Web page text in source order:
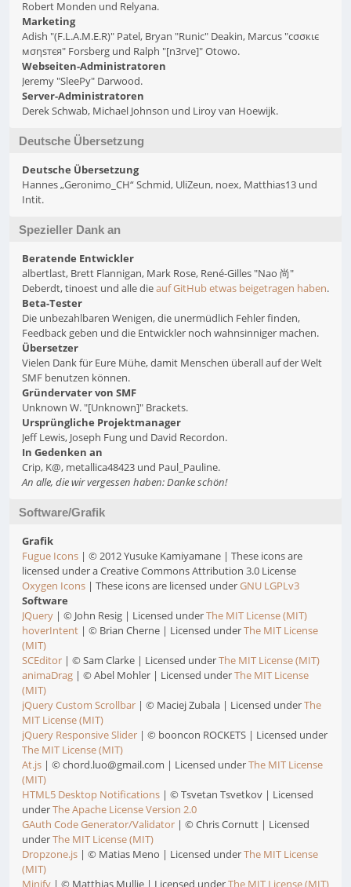
Robert Monden und Relyana.
Marketing
Adish "(F.L.A.M.E.R)" Patel, Bryan "Runic" Deakin, Marcus "cσσкιє
мσηѕтєя" Forsberg und Ralph "[n3rve]" Otowo.
Webseiten-Administratoren
Jeremy "SleePy" Darwood.
Server-Administratoren
Derek Schwab, Michael Johnson und Liroy van Hoewijk.
Deutsche Übersetzung
Deutsche Übersetzung
Hannes „Geronimo_CH“ Schmid, UliZeun, noex, Matthias13 und
Intit.
Spezieller Dank an
Beratende Entwickler
albertlast, Brett Flannigan, Mark Rose, René-Gilles "Nao 尚"
Deberdt, tinoest und alle dieauf GitHub etwas beigetragen haben.
Beta-Tester
Die unbezahlbaren Wenigen, die unermüdlich Fehler finden,
Feedback geben und die Entwickler noch wahnsinniger machen.
Übersetzer
Vielen Dank für Eure Mühe, damit Menschen überall auf der Welt
SMF benutzen können.
Gründervater von SMF
Unknown W. "[Unknown]" Brackets.
Ursprüngliche Projektmanager
Jeff Lewis, Joseph Fung und David Recordon.
In Gedenken an
Crip, K@, metallica48423 und Paul_Pauline.
An alle, die wir vergessen haben: Danke schön!
Software/Grafik
Grafik
Fugue Icons | © 2012 Yusuke Kamiyamane | These icons are
licensed under a Creative Commons Attribution 3.0 License
Oxygen Icons | These icons are licensed underGNU LGPLv3
Software
JQuery | © John Resig | Licensed underThe MIT License (MIT)
hoverIntent | © Brian Cherne | Licensed underThe MIT License
(MIT)
SCEditor | © Sam Clarke | Licensed underThe MIT License (MIT)
animaDrag | © Abel Mohler | Licensed underThe MIT License
(MIT)
jQuery Custom Scrollbar | © Maciej Zubala | Licensed underThe
MIT License (MIT)
jQuery Responsive Slider | © booncon ROCKETS | Licensed under
The MIT License (MIT)
At.js | © chord.luo@gmail.com | Licensed underThe MIT License
(MIT)
HTML5 Desktop Notifications | © Tsvetan Tsvetkov | Licensed
underThe Apache License Version 2.0
GAuth Code Generator/Validator | © Chris Cornutt | Licensed
underThe MIT License (MIT)
Dropzone.js | © Matias Meno | Licensed underThe MIT License
(MIT)
Minify | © Matthias Mullie | Licensed underThe MIT License (MIT)